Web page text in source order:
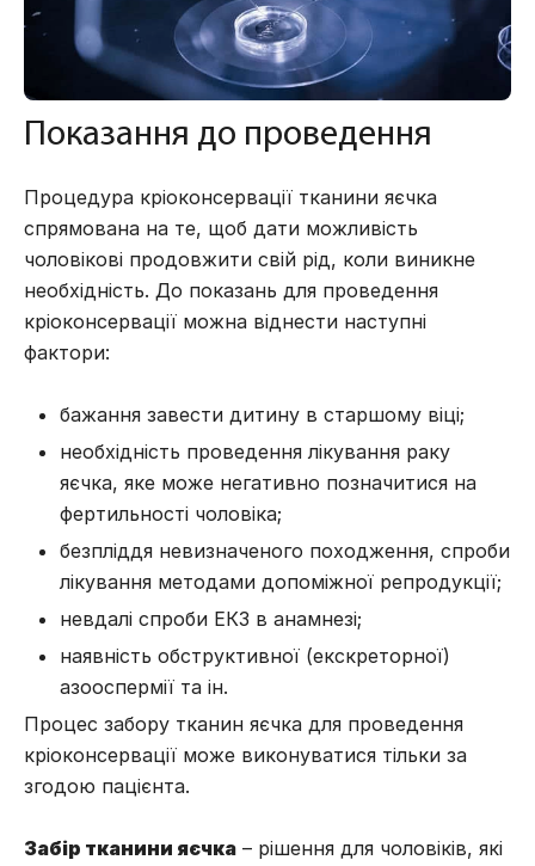
Показання до проведення
Процедура кріоконсервації тканини яєчка
спрямована на те, щоб дати можливість
чоловікові продовжити свій рід, коли виникне
необхідність. До показань для проведення
кріоконсервації можна віднести наступні
фактори:
бажання завести дитину в старшому віці;
необхідність проведення лікування раку
яєчка, яке може негативно позначитися на
фертильності чоловіка;
безпліддя невизначеного походження, спроби
лікування методами допоміжної репродукції;
невдалі спроби ЕКЗ в анамнезі;
наявність обструктивної (екскреторної)
азооспермії та ін.
Процес забору тканин яєчка для проведення
кріоконсервації може виконуватися тільки за
згодою пацієнта.
Забір тканини яєчка – рішення для чоловіків, які